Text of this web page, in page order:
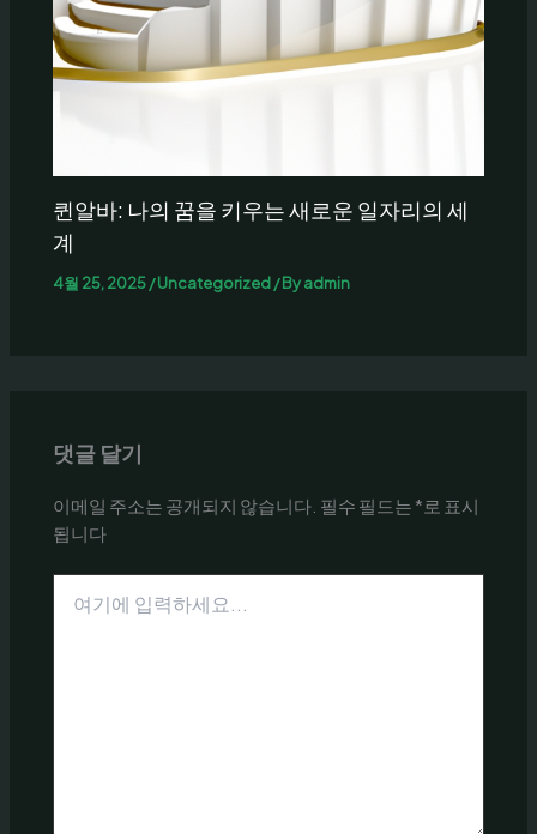
퀸알바: 나의 꿈을 키우는 새로운 일자리의 세
계
4월 25, 2025/Uncategorized/ Byadmin
댓글 달기
이메일 주소는 공개되지 않습니다. 필수 필드는 *로 표시
됩니다